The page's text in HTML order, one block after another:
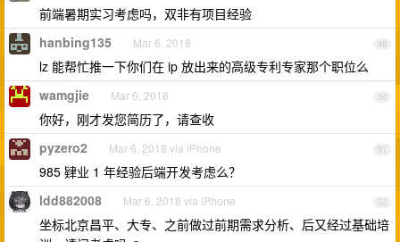
前端暑期实习考虑吗，双非有项目经验
49
hanbing135 Mar 6, 2018
lz 能帮忙推一下你们在 ip 放出来的高级专利专家那个职位么
50
wamgjie Mar 6, 2018
你好，刚才发您简历了，请查收
51
pyzero2 Mar 6, 2018 via iPhone
985 肄业 1 年经验后端开发考虑么？
52
ldd882008 Mar 6, 2018 via iPhone
坐标北京昌平、大专、之前做过前期需求分析、后又经过基础培